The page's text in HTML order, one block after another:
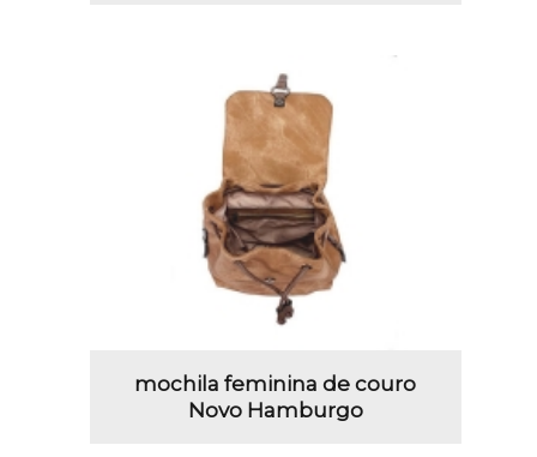
mochila feminina de couro
Novo Hamburgo